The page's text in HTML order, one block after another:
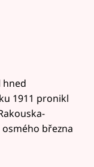
hned
1911 pronikl
března